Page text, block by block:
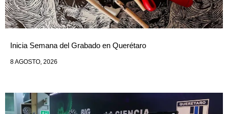
Inicia Semana del Grabado en Querétaro
8 AGOSTO, 2026